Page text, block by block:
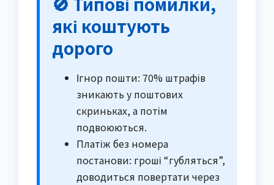
які коштують
дорого
Ігнор пошти: 70% штрафів
зникають у поштових
скриньках, а потім
подвоюються.
Платіж без номера
постанови: гроші “губляться”,
доводиться повертати через